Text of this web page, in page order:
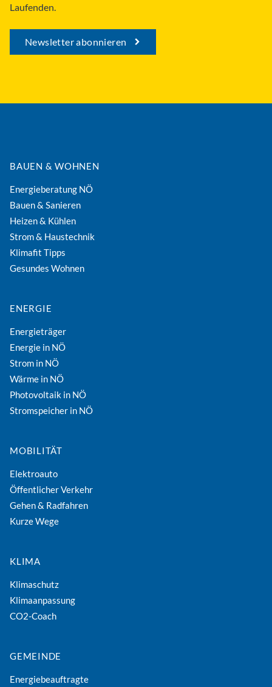
Laufenden.
Newsletter abonnieren
BAUEN & WOHNEN
Energieberatung NÖ
Bauen & Sanieren
Heizen & Kühlen
Strom & Haustechnik
Klimafit Tipps
Gesundes Wohnen
ENERGIE
Energieträger
Energie in NÖ
Strom in NÖ
Wärme in NÖ
Photovoltaik in NÖ
Stromspeicher in NÖ
MOBILITÄT
Elektroauto
Öffentlicher Verkehr
Gehen & Radfahren
Kurze Wege
KLIMA
Klimaschutz
Klimaanpassung
CO2-Coach
GEMEINDE
Energiebeauftragte